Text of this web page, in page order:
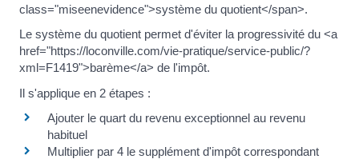
class="miseenevidence">système du quotient</span>.
Le système du quotient permet d'éviter la progressivité du <a
href="https://loconville.com/vie-pratique/service-public/?
xml=F1419">barème</a> de l'impôt.
Il s'applique en 2 étapes :
Ajouter le quart du revenu exceptionnel au revenu
habituel
Multiplier par 4 le supplément d'impôt correspondant